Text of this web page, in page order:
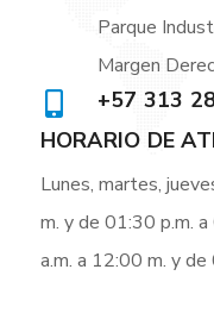
Parque
Margen
+57 313
HORARIO DE
Lunes, martes,
m. y de 01:30 p.m.
a.m. a 12:00 m. y